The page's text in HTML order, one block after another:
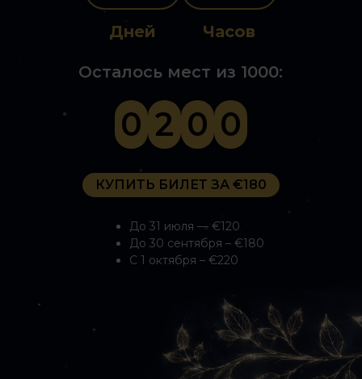
Дней Часов
Осталось мест из 1000:
0 2 0 0
КУПИТЬ БИЛЕТ ЗА €180
До 31 июля — €120
До 30 сентября – €180
С 1 октября – €220